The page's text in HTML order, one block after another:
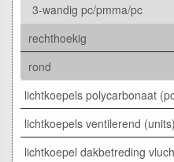
3-wandig pc/pmma/pc
rechthoekig
rond
lichtkoepels polycarbonaat
lichtkoepels ventilerend (units)
lichtkoepel dakbetreding